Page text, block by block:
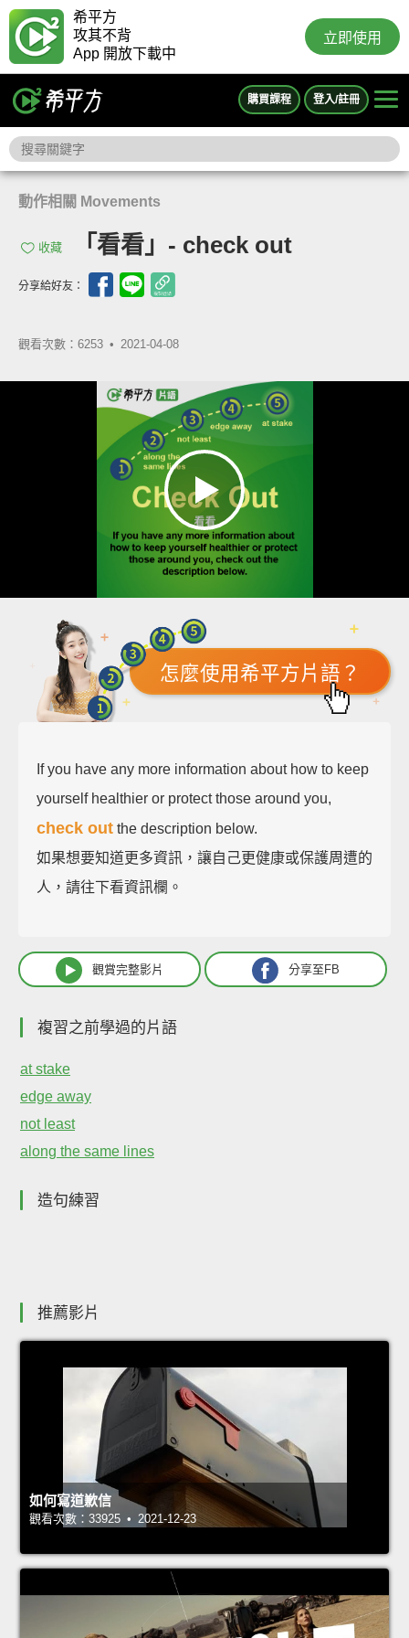
希平方
攻其不背
App 開放下載中
立即使用
購買課程 登入/註冊
動作相關 Movements
收藏 「看看」- check out
分享給好友：
觀看次數：6253 • 2021-04-08
怎麼使用希平方片語？
If you have any more information about how to keep
yourself healthier or protect those around you,
check out the description below.
如果想要知道更多資訊，讓自己更健康或保護周遭的
人，請往下看資訊欄。
觀賞完整影片 分享至FB
複習之前學過的片語
at stake
edge away
not least
along the same lines
造句練習
推薦影片
如何寫道歉信
觀看次數：33925 • 2021-12-23